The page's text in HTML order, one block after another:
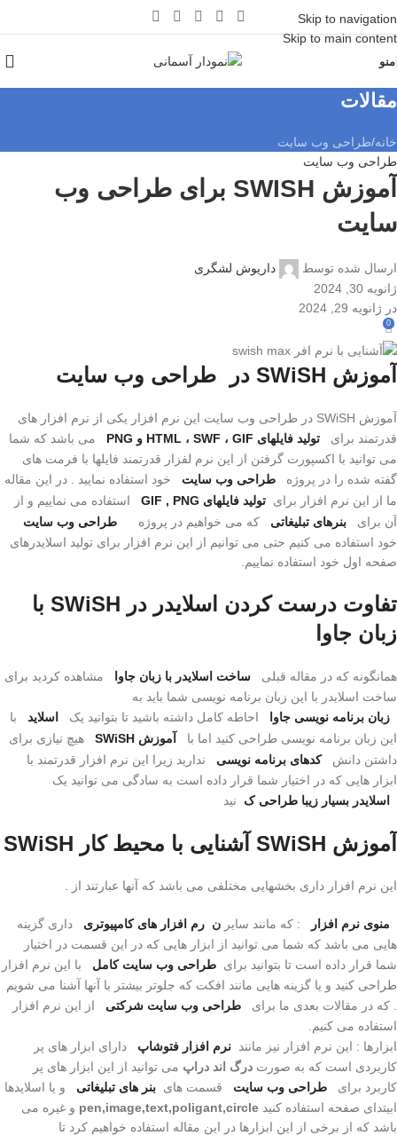
Skip to navigation
Skip to main content
منو
مقالات
خانه طراحی وب سایت
طراحی وب سایت
آموزش SWISH برای طراحی وب
سایت
ارسال شده توسط
داریوش لشگری
ژانویه 30, 2024
در ژانویه 29, 2024
0
آموزش SWiSH در طراحی وب سایت
آموزش SWiSH در طراحی وب سایت این نرم افزار یکی از نرم افزار های
قدرتمند برای
تولید فایلهای HTML ، SWF ، GIF و PNG
می باشد که شما
می توانید با اکسپورت گرفتن از این نرم لفزار قدرتمند فایلها با فرمت های
گفته شده را در پروژه
طراحی وب سایت
خود استفاده نمایید . در این مقاله
ما از این نرم افزار برای تولید فایلهای GIF , PNG
استفاده می نماییم و از
آن برای
بنرهای تبلیغاتی که می خواهیم در پروژه
طراحی وب سایت
خود استفاده می کنیم حتی می توانیم از این نرم افزار برای تولید اسلایدرهای
صفحه اول خود استفاده نماییم.
تفاوت درست کردن اسلایدر در SWiSH با
زبان جاوا
همانگونه که در مقاله قبلی ساخت اسلایدر با زبان جاوا
مشاهده کردید برای
ساخت اسلایدر با این زبان برنامه نویسی شما باید به
زبان برنامه نویسی جاوا
احاطه کامل داشته باشید تا بتوانید یک اسلاید
با
این زبان برنامه نویسی طراحی کنید اما با
آموزش SWiSH
هیچ نیازی برای
داشتن دانش
کدهای برنامه نویسی
ندارید زیرا این نرم افزار قدرتمند با
ابزار هایی که در اختیار شما قرار داده است به سادگی می توانید یک
اسلایدر بسیار زیبا طراحی ک
نید
آموزش SWiSH آشنایی با محیط کار SWiSH
این نرم افزار داری بخشهایی مختلفی می باشد که آنها عبارتند از .
منوی نرم افزار : که مانند سایر ن رم افزار های کامپیوتری
داری گزینه
هایی می باشد که شما می توانید از ابزار هایی که در این قسمت در اختیار
شما قرار داده است تا بتوانید برای طراحی وب سایت کامل
با این نرم افزار
طراحی کنید و یا گزینه هایی مانند افکت که جلوتر بیشتر با آنها آشنا می شویم
. که در مقالات بعدی ما برای
طراحی وب سایت شرکتی
از این نرم افزار
استفاده می کنیم.
ابزارها : این نرم افزار نیز مانند
نرم افزار فتوشاپ
دارای ابزار های پر
کاربردی است که به صورت درگ اند دراپ می توانید از این ابزار های پر
کاربرد برای
طراحی وب سایت قسمت های بنر های تبلیغاتی
و یا اسلایدها
ابیتدای صفحه استفاده کنید pen,image,text,poligant,circle و غیره می
باشد که از برخی از این ابزارها در این مقاله استفاده خواهیم کرد تا